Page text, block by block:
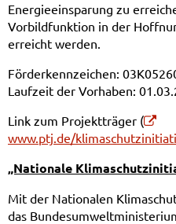
Energieeinsparung zu
Vorbildfunktion in der
erreicht werden.
Förderkennzeichen:
Laufzeit der Vorhaben:
Link zum Projektträger (
www.ptj.de/
„Nationale
Mit der Nationalen
das